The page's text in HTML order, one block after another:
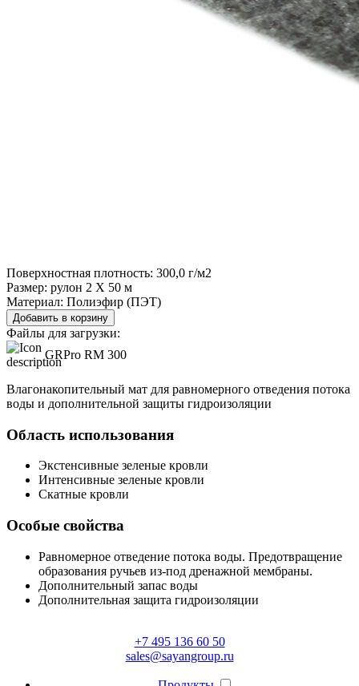
Поверхностная плотность: 300,0 г/м2
Размер: рулон 2 Х 50 м
Материал: Полиэфир (ПЭТ)
Добавить в корзину
Файлы для загрузки:
GRPro RM 300
Влагонакопительный мат для равномерного отведения потока
воды и дополнительной защиты гидроизоляции
Область использования
Экстенсивные зеленые кровли
Интенсивные зеленые кровли
Скатные кровли
Особые свойства
Равномерное отведение потока воды. Предотвращение
образования ручьев из-под дренажной мембраны.
Дополнительный запас воды
Дополнительная защита гидроизоляции
+7 495 136 60 50
sales@sayangroup.ru